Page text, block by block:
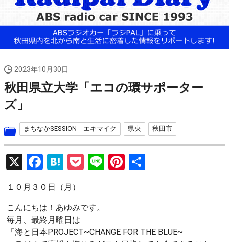
2023年10月30日
秋田県立大学「エコの環サポーター
ズ」
まちなかSESSION エキマイク 県央 秋田市
X
F
a
ce
b
o
H
at
e
n
a
P
o
et
Li
n
Pi
nt
t
有
１０月３０日（月）
こんにちは！あゆみです。
毎月、最終月曜日は
「海と日本PROJECT~CHANGE FOR THE BLUE~